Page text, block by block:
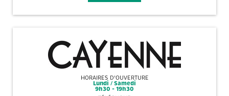
HORAIRES D'OUVERTURE
Lundi / Samedi
9h30 - 19h30